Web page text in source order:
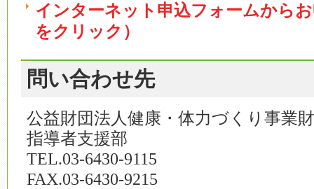
インターネット申込フォームから
をクリック）
問い合わせ先
公益財団法人健康・体力づくり事業
指導者支援部
TEL.03-6430-9115
FAX.03-6430-9215